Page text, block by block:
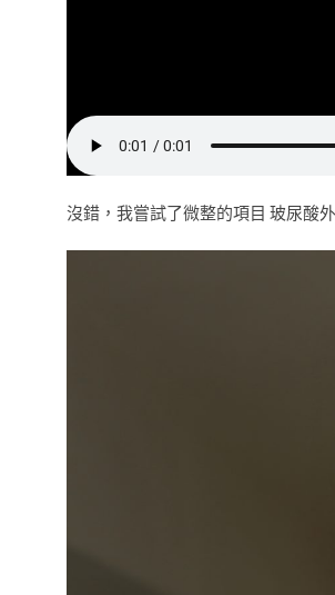
沒錯，我嘗試了微整的項目 玻尿酸